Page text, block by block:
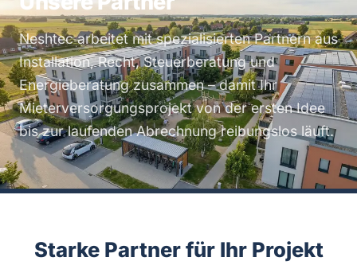
Neshtec arbeitet mit spezialisierten Partnern aus
Installation, Recht, Steuerberatung und
Energieberatung zusammen – damit Ihr
Mieterversorgungsprojekt von der ersten Idee
bis zur laufenden Abrechnung reibungslos läuft.
Starke Partner für Ihr Projekt